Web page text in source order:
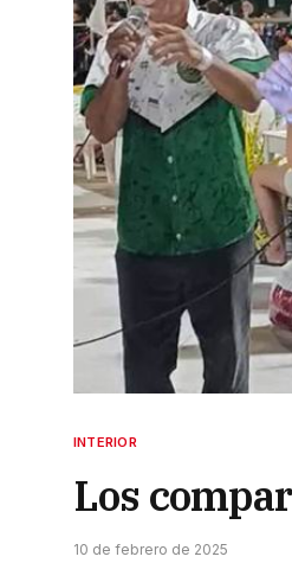
INTERIOR
Los
10 de febrero de 2025